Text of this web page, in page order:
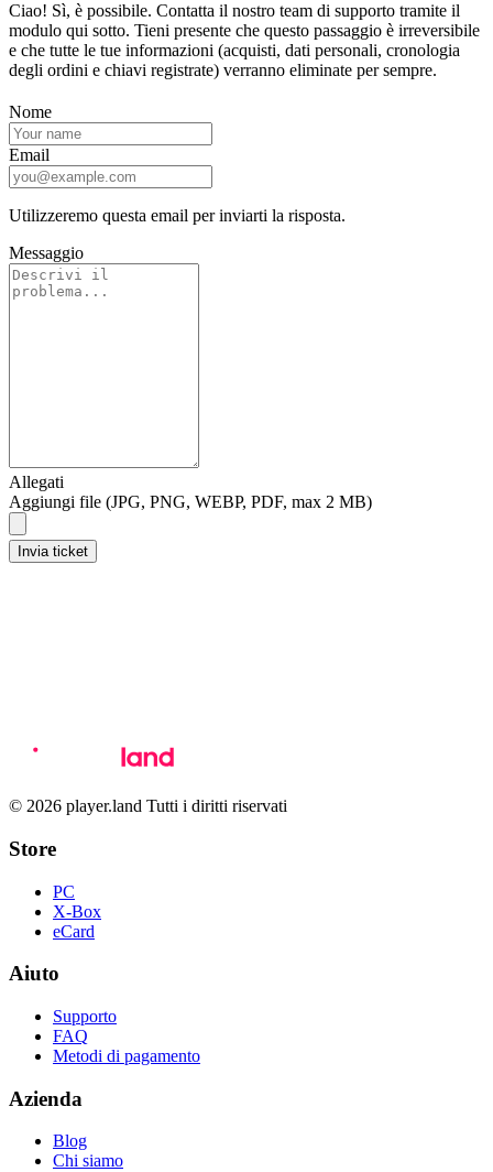
Ciao! Sì, è possibile. Contatta il nostro team di supporto tramite il
modulo qui sotto. Tieni presente che questo passaggio è irreversibile
e che tutte le tue informazioni (acquisti, dati personali, cronologia
degli ordini e chiavi registrate) verranno eliminate per sempre.
Nome
Email
Utilizzeremo questa email per inviarti la risposta.
Messaggio
Allegati
Aggiungi file (JPG, PNG, WEBP, PDF, max 2 MB)
Invia ticket
© 2026 player.land Tutti i diritti riservati
Store
PC
X-Box
eCard
Aiuto
Supporto
FAQ
Metodi di pagamento
Azienda
Blog
Chi siamo